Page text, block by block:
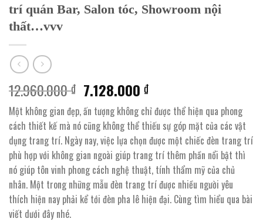
trí quán Bar, Salon tóc, Showroom nội
thất…vvv
12.960.000₫ Giá
gốc
là:
12.960.000 ₫.
7.128.000₫Giá
hiện
tại
là:
7.128.000 ₫.
Một không gian đẹp, ấn tượng không chỉ được thể hiện qua phong
cách thiết kế mà nó cũng không thể thiếu sự góp mặt của các vật
dụng trang trí. Ngày nay, việc lựa chọn được một chiếc đèn trang trí
phù hợp với không gian ngoài giúp trang trí thêm phần nổi bật thì
nó giúp tôn vinh phong cách nghệ thuật, tính thẩm mỹ của chủ
nhân. Một trong những mẫu đèn trang trí được nhiều người yêu
thích hiện nay phải kể tới đèn pha lê hiện đại. Cùng tìm hiểu qua bài
viết dưới đây nhé.